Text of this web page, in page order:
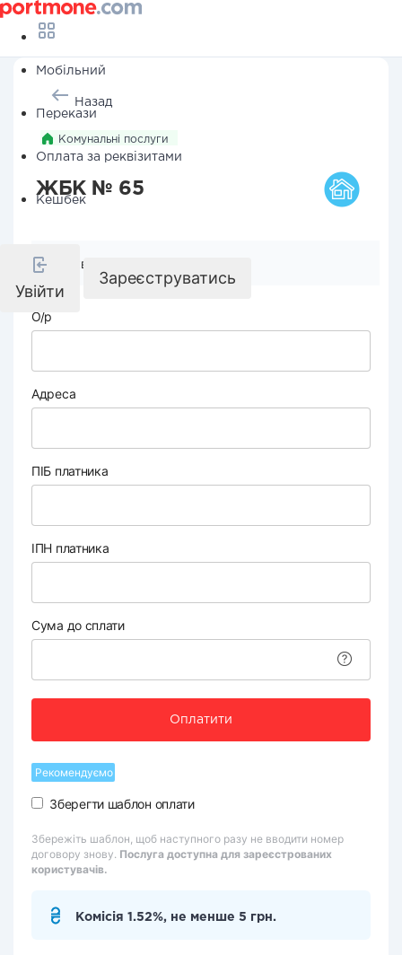
Мобільний
Перекази
Оплата за реквізитами
Кешбек
Увійти
Зареєструватись
Назад
Комунальні послуги
ЖБК № 65
Реквізити компанії
О/р
Адреса
ПІБ платника
ІПН платника
Сума до сплати
Оплатити
Рекомендуємо
Зберегти шаблон оплати
Збережіть шаблон, щоб наступного разу не вводити номер
договору знову. Послуга доступна для зареєстрованих
користувачів.
Комісія 1.52%, не менше 5 грн.